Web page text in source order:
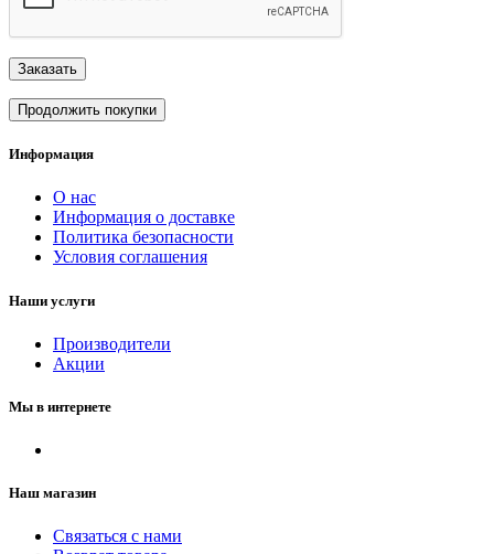
Заказать
Продолжить покупки
Информация
О нас
Информация о доставке
Политика безопасности
Условия соглашения
Наши услуги
Производители
Акции
Мы в интернете
Наш магазин
Связаться с нами